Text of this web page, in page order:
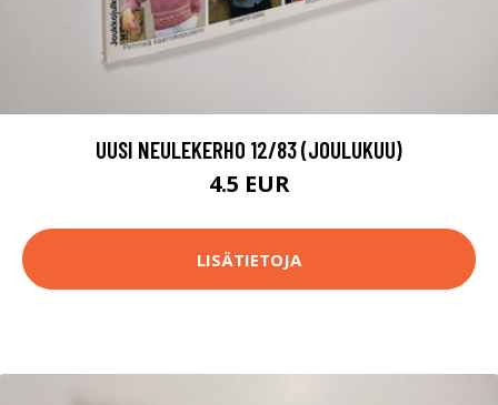
UUSI NEULEKERHO 12/83 (JOULUKUU)
4.5 EUR
LISÄTIETOJA